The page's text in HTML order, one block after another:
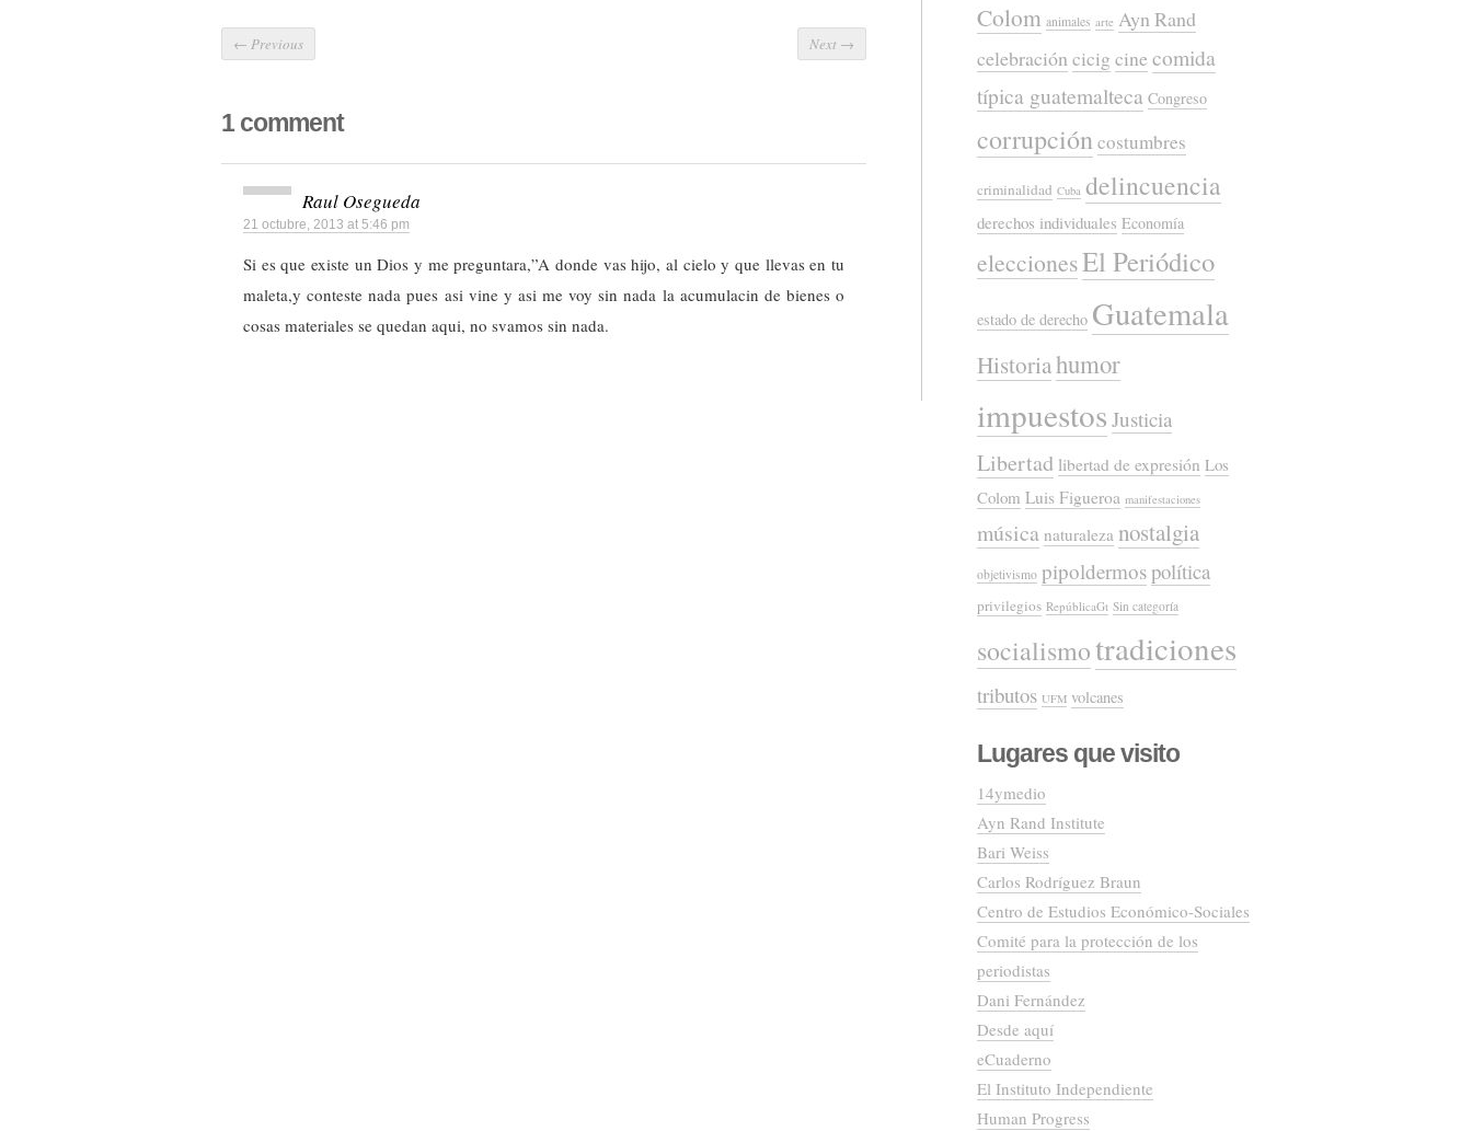
← Previous Next →
1 comment
Raul Osegueda
21 octubre, 2013 at 5:46 pm
Si es que existe un Dios y me preguntara,”A donde vas hijo, al cielo y que llevas en tu
maleta,y conteste nada pues asi vine y asi me voy sin nada la acumulacin de bienes o
cosas materiales se quedan aqui, no svamos sin nada.
Colom animales arte Ayn Rand
celebración cicig cine comida
típica guatemalteca Congreso
corrupcióncostumbres
criminalidad Cuba delincuencia
derechos individuales Economía
eleccionesEl Periódico
estado de derecho Guatemala
Historiahumor
impuestos Justicia
Libertad libertad de expresión Los
Colom Luis Figueroa manifestaciones
música naturaleza nostalgia
objetivismo pipoldermospolítica
privilegios RepúblicaGt Sin categoría
socialismotradiciones
tributos UFM volcanes
Lugares que visito
14ymedio
Ayn Rand Institute
Bari Weiss
Carlos Rodríguez Braun
Centro de Estudios Económico-Sociales
Comité para la protección de los
periodistas
Dani Fernández
Desde aquí
eCuaderno
El Instituto Independiente
Human Progress